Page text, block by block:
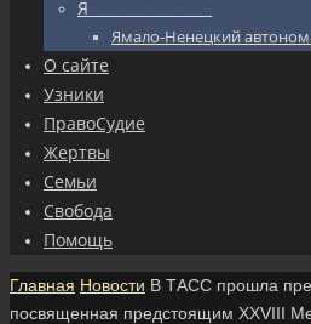
Я_________________
Ямало-Ненецкий
О сайте
Узники
ПравоСудие
Жертвы
Семьи
Свобода
Помощь
Главная Новости В ТАСС прошла
посвященная предстоящим XXVIII